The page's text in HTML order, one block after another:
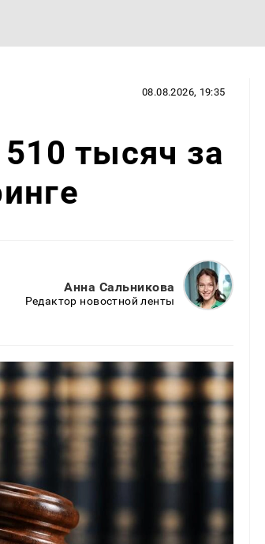
08.08.2026, 19:35
тысяч за
Анна Сальникова
Редактор новостной ленты